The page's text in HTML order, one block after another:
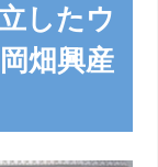
したウ
畑興産